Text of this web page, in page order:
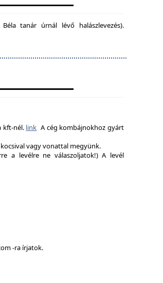
tanár úrnál lévő halászlevezés).
kft-nél. link A cég kombájnokhoz gyárt
vagy vonattal megyünk.
a levélre ne válaszoljatok!) A levél
-ra írjatok.